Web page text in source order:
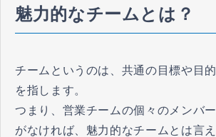
魅力的なチームとは？
チームというのは、共通の目標や目
を指します。
つまり、営業チームの個々のメンバ
がなければ、魅力的なチームとは言